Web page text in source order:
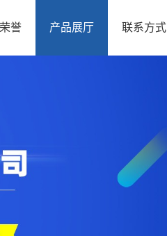
誉 产品展厅 联系方式